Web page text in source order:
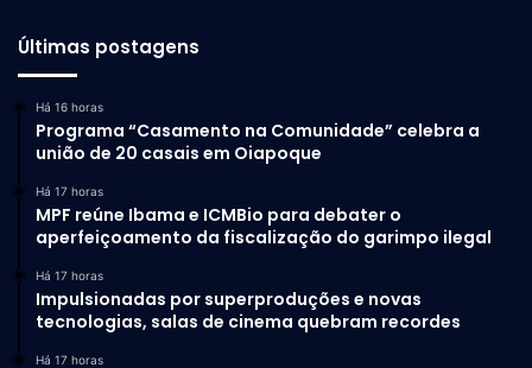
Últimas postagens
Há 16 horas
Programa “Casamento na Comunidade” celebra a
união de 20 casais em Oiapoque
Há 17 horas
MPF reúne Ibama e ICMBio para debater o
aperfeiçoamento da fiscalização do garimpo ilegal
Há 17 horas
Impulsionadas por superproduções e novas
tecnologias, salas de cinema quebram recordes
Há 17 horas